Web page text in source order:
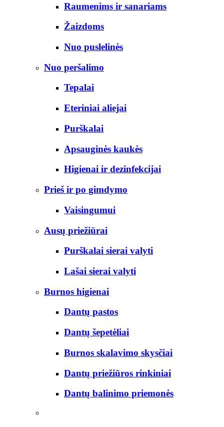
Raumenims ir sanariams
Žaizdoms
Nuo puslelinės
Nuo peršalimo
Tepalai
Eteriniai aliejai
Purškalai
Apsauginės kaukės
Higienai ir dezinfekcijai
Prieš ir po gimdymo
Vaisingumui
Ausų priežiūrai
Purškalai sierai valyti
Lašai sierai valyti
Burnos higienai
Dantų pastos
Dantų šepetėliai
Burnos skalavimo skysčiai
Dantų priežiūros rinkiniai
Dantų balinimo priemonės